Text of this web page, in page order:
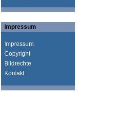
Impressum
Impressum
Copyright
Bildrechte
Kontakt